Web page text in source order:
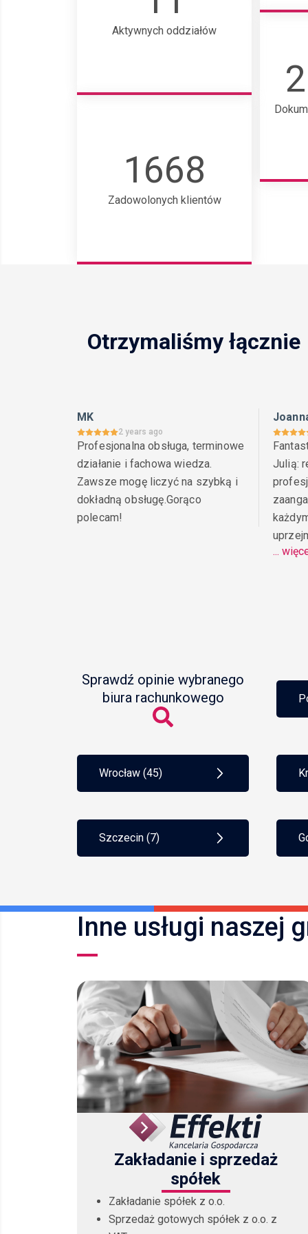
Aktywnych oddziałów
1668
Zadowolonych klientów
Otrzymaliśmy łącznie
MK
2 years ago
Profesjonalna obsługa, terminowe
działanie i fachowa wiedza.
Zawsze mogę liczyć na szybką i
dokładną obsługę.Gorąco
polecam!
Julią:
...
Sprawdź opinie wybranego
biura rachunkowego
Wrocław (45)
Szczecin (7)
Inne usługi naszej
Zakładanie i sprzedaż
spółek
Zakładanie spółek z o.o.
Sprzedaż gotowych spółek z o.o. z